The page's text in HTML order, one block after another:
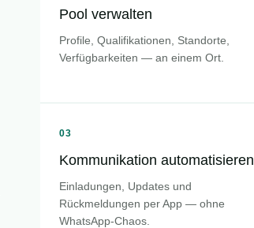
Pool verwalten
Profile, Qualifikationen, Standorte,
Verfügbarkeiten — an einem Ort.
03
Kommunikation automatisieren
Einladungen, Updates und
Rückmeldungen per App — ohne
WhatsApp-Chaos.